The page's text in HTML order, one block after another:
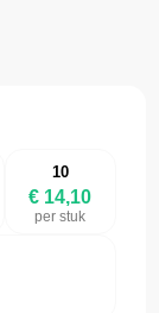
10
€ 14,10
per stuk